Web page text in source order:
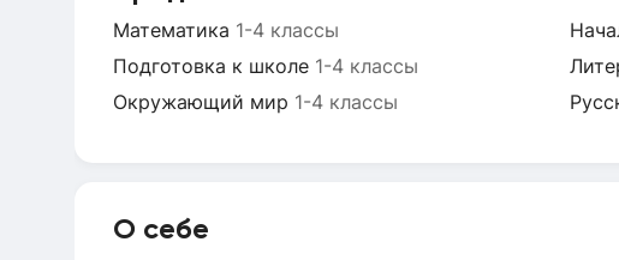
Математика 1-4 классы
Подготовка к школе 1-4 классы
Окружающий мир 1-4 классы
О себе